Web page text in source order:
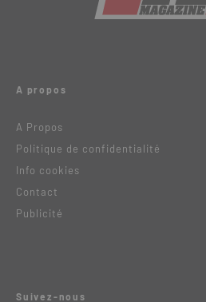
A propos
A Propos
Politique de confidentialité
Info cookies
Contact
Publicité
Suivez-nous